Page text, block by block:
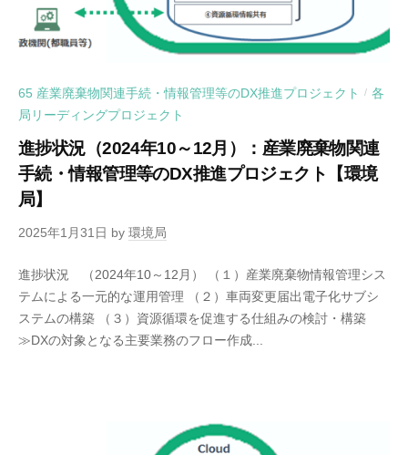
65 産業廃棄物関連手続・情報管理等のDX推進プロジェクト / 各
局リーディングプロジェクト
進捗状況（2024年10～12月）：産業廃棄物関連
手続・情報管理等のDX推進プロジェクト【環境
局】
2025年1月31日 by 環境局
進捗状況 （2024年10～12月） （１）産業廃棄物情報管理シス
テムによる一元的な運用管理 （２）車両変更届出電子化サブシ
ステムの構築 （３）資源循環を促進する仕組みの検討・構築
≫DXの対象となる主要業務のフロー作成...